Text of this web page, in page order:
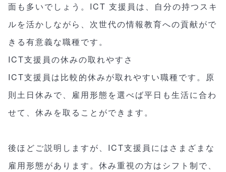
面も多いでしょう。ICT 支援員は、自分の持つスキ
ルを活かしながら、次世代の情報教育への貢献がで
きる有意義な職種です。
ICT支援員の休みの取れやすさ
ICT支援員は比較的休みが取れやすい職種です。原
則土日休みで、雇用形態を選べば平日も生活に合わ
せて、休みを取ることができます。
後ほどご説明しますが、ICT支援員にはさまざまな
雇用形態があります。休み重視の方はシフト制で、